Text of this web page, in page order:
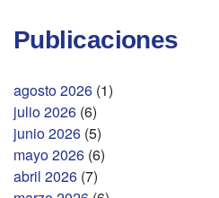
Publicaciones
agosto 2026 (1)
julio 2026 (6)
junio 2026 (5)
mayo 2026 (6)
abril 2026 (7)